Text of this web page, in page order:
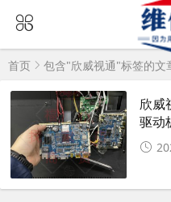
首页 包含"欣威视通"标签的文
欣威
驱动